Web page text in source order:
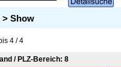
> Show
4 / 4
/ PLZ-Bereich: 8